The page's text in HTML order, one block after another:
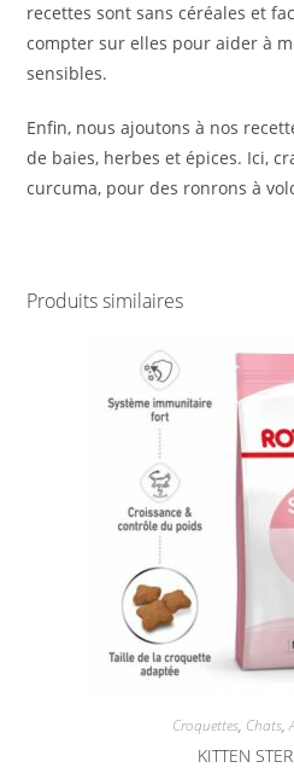
recettes sont sans céréales et
compter sur elles pour aider à
sensibles.
Enfin, nous ajoutons à nos
de baies, herbes et épices. Ici,
curcuma, pour des ronrons à
Produits similaires
Croquettes, Chats,
KITTEN